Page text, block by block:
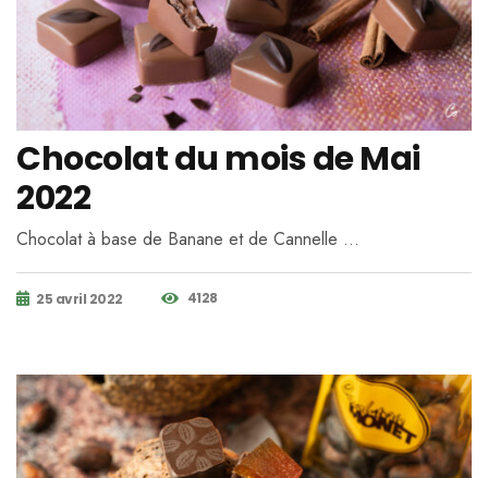
Chocolat du mois de Mai
2022
Chocolat à base de Banane et de Cannelle …
25 avril 2022 4128